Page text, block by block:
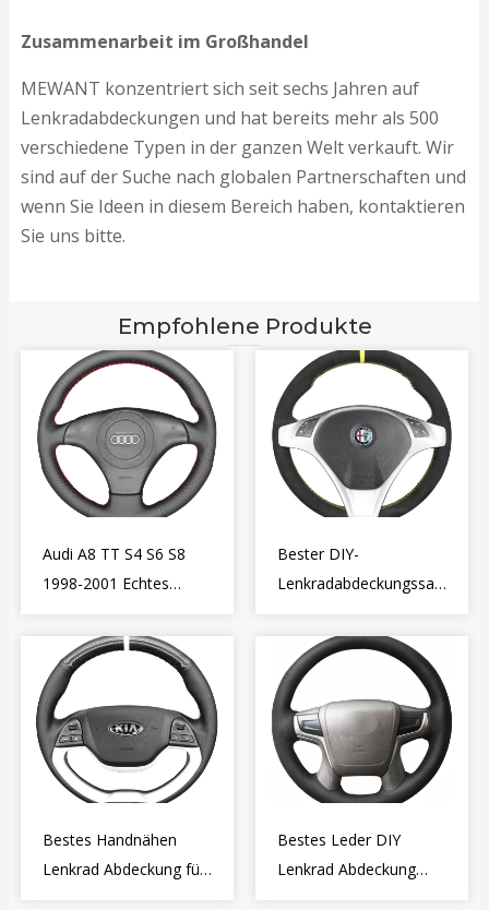
Zusammenarbeit im Großhandel
MEWANT konzentriert sich seit sechs Jahren auf
Lenkradabdeckungen und hat bereits mehr als 500
verschiedene Typen in der ganzen Welt verkauft. Wir
sind auf der Suche nach globalen Partnerschaften und
wenn Sie Ideen in diesem Bereich haben, kontaktieren
Sie uns bitte.
Empfohlene Produkte
Audi A8 TT S4 S6 S8
1998-2001 Echtes
Lenkradabdeckung
Wrap
Bester DIY-
Lenkradabdeckungssatz
Giulietta MiTo 2009-
2015
Bestes Handnähen
Lenkrad Abdeckung für
Bestes Leder DIY
Lenkrad Abdeckung